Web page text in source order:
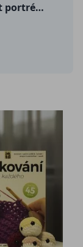
Naučte se fotografovat portrét kreativně + Naučte se fotografovat AKT